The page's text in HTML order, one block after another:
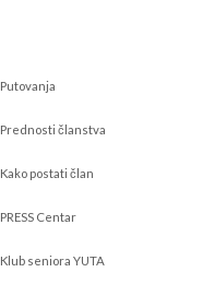
Putovanja
Prednosti članstva
Kako postati član
PRESS Centar
Klub seniora YUTA